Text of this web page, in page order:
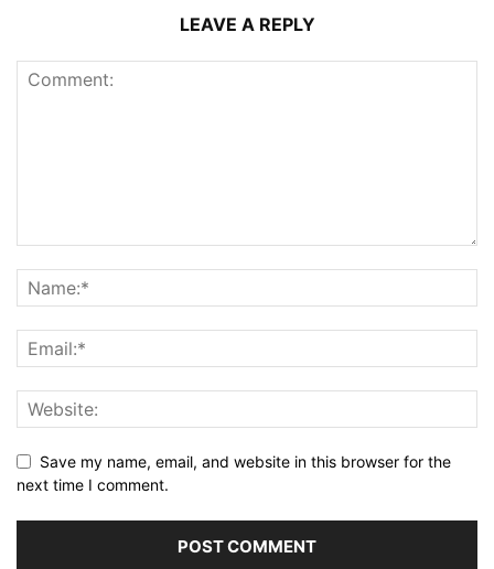
LEAVE A REPLY
Save my name, email, and website in this browser for the
next time I comment.